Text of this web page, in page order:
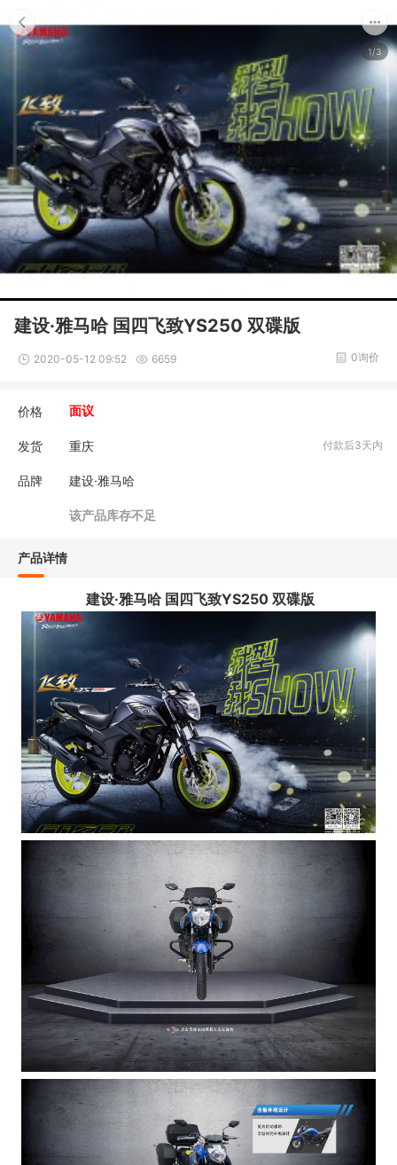
1/3
建设·雅马哈 国四飞致YS250 双碟版
2020-05-12 09:52 6659 0询价
价格 面议
发货 重庆 付款后3天内
品牌 建设·雅马哈
该产品库存不足
产品详情
建设·雅马哈 国四飞致YS250 双碟版